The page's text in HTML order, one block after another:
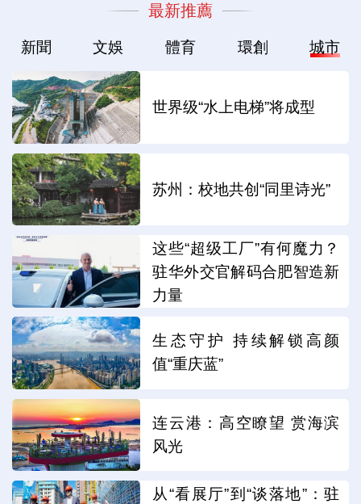
最新推薦
新聞 文娛 體育 環創 城市
世界级“水上电梯”将成型
苏州：校地共创“同里诗光”
这些“超级工厂”有何魔力？
驻华外交官解码合肥智造新
力量
生态守护 持续解锁高颜
值“重庆蓝”
连云港：高空瞭望 赏海滨
风光
从“看展厅”到“谈落地”：驻